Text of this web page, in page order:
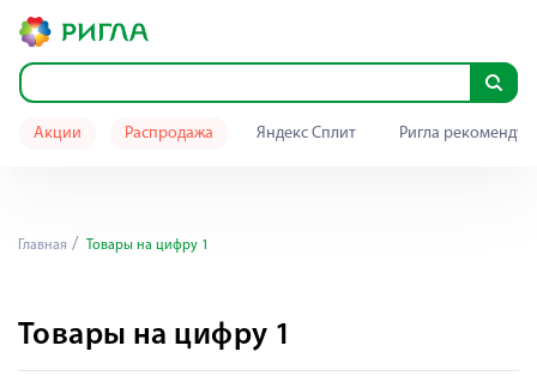
Акции Распродажа Яндекс Сплит Ригла
Главная Товары на цифру 1
Товары на цифру 1